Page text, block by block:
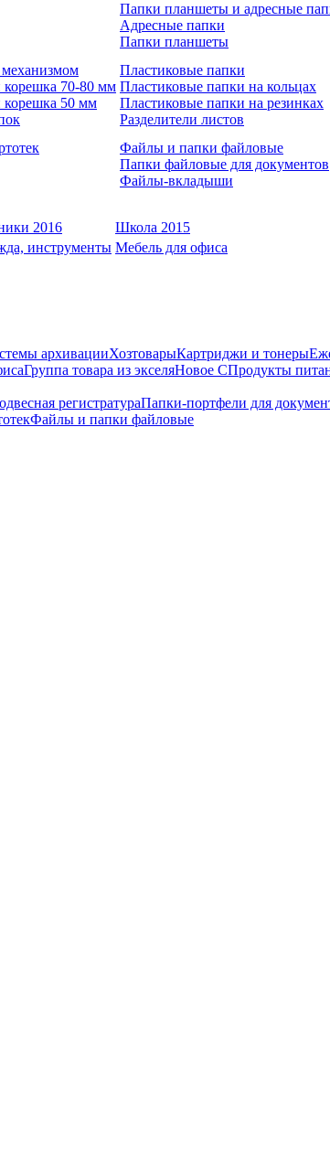
Папки планшеты и адресные
Адресные папки
Папки планшеты
70-80 мм
корешка 50 мм
Пластиковые папки
Пластиковые папки на кольцах
Пластиковые папки на резинках
Разделители листов
Файлы и папки файловые
Папки файловые для документов
Файлы-вкладыши
2016
Школа 2015
инструменты Мебель для офиса
архивацииХозтоварыКартриджи и тонеры
Группа товара из экселяНовое СПродукты
регистратураПапки-портфели для
Файлы и папки файловые